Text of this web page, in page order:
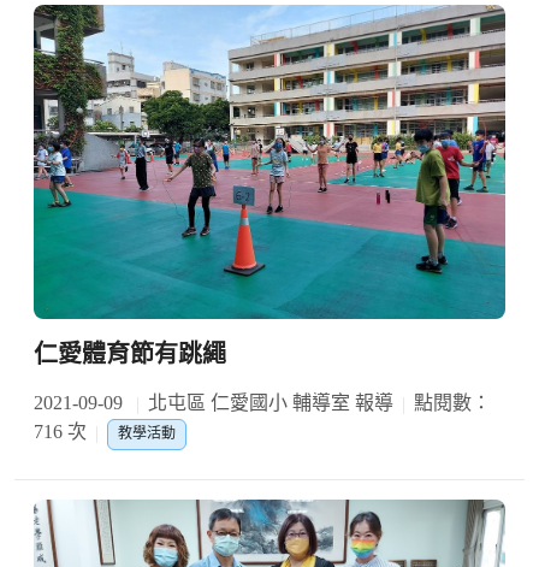
仁愛體育節有跳繩
2021-09-09 北屯區 仁愛國小 輔導室 報導
點閱數：
716 次
教學活動